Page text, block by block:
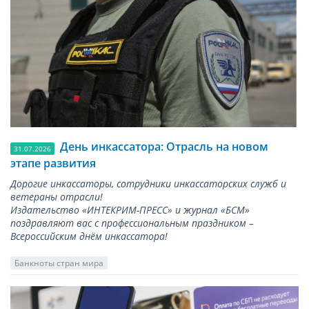
31.07.2026
День инкассатора: Отрасль на новом
этапе развития
Дорогие инкассаторы, сотрудники инкассаторских служб и
ветераны отрасли!
Издательство «ИНТЕКРИМ-ПРЕСС» и журнал «БСМ»
поздравляют вас с профессиональным праздником –
Всероссийским днём инкассатора!
Банкноты стран мира